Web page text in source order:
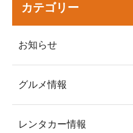
カテゴリー
お知らせ
グルメ情報
レンタカー情報